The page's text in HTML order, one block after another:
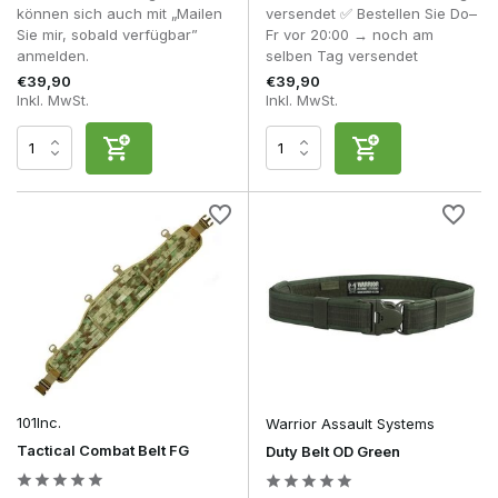
bereits ausreichend Möglichkeiten, um ein Pistolenholster,
einige Magazintaschen und eine Dump Pouch zu tragen. Je
öfter man spielt, je länger die Skirmishes sind oder je öfter
man an mehrtägigen Milsim-Veranstaltungen teilnimmt, desto
deutlicher werden jedoch die Unterschiede zwischen
preisgünstigen und hochwertigen Combat Belts.
Premium-Kampfgürtel zeichnen sich durch eine bessere
Passform, strapazierfähigere Materialien und eine stabilere
Konstruktion aus. Dadurch sitzt der Gürtel auch bei einer
schwereren Ausrüstung stabil auf den Hüften und verrutscht
weniger beim Laufen, Knien oder beim Überwinden von
Hindernissen. Das erhöht nicht nur den Tragekomfort,
sondern sorgt auch dafür, dass Magazine und andere
Ausrüstungsgegenstände stets an derselben Position
bleiben.
Auch die Qualität des MOLLE-Gurtbands und der
verwendeten Schnallen spielt eine wichtige Rolle.
Hochwertige Nähte, verschleißfeste Materialien und robuste
Cobra-Schnallen sorgen dafür, dass ein Kampfgürtel
jahrelang intensiv genutzt werden kann, ohne dass dabei an
Stabilität oder Zuverlässigkeit eingebüßt wird.
können sich auch mit „Mailen
Sie mir, sobald verfügbar”
anmelden.
€39,90
Inkl. MwSt.
versendet ✅ Bestellen Sie Do–
Fr vor 20:00 → noch am
selben Tag versendet
€39,90
Inkl. MwSt.
101Inc.
Tactical Combat Belt FG
Warrior Assault Systems
Duty Belt OD Green